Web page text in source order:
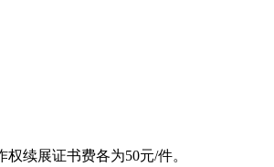
续展证书费各为50元/件。